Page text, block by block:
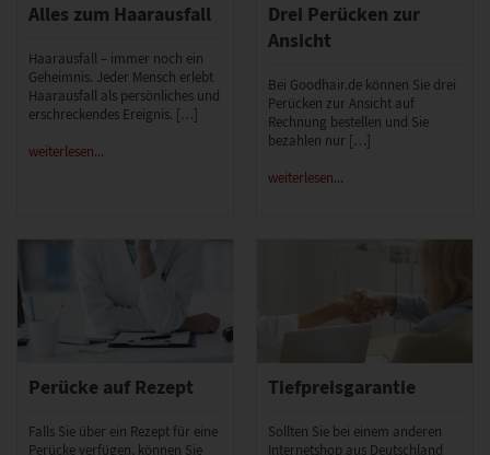
Alles zum Haarausfall
Haarausfall – immer noch ein
Geheimnis. Jeder Mensch erlebt
Haarausfall als persönliches und
erschreckendes Ereignis. […]
weiterlesen...
Drei Perücken zur
Ansicht
Bei Goodhair.de können Sie drei
Perücken zur Ansicht auf
Rechnung bestellen und Sie
bezahlen nur […]
weiterlesen...
Perücke auf Rezept
Falls Sie über ein Rezept für eine
Perücke verfügen, können Sie
Tiefpreisgarantie
Sollten Sie bei einem anderen
Internetshop aus Deutschland